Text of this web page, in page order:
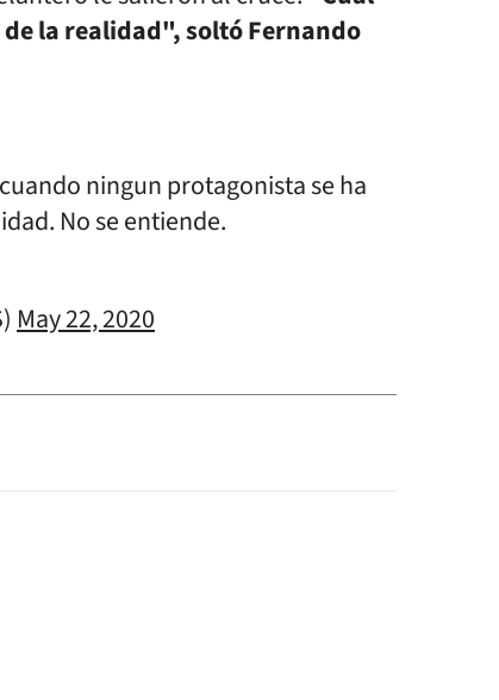
la realidad", soltó Fernando
ningun protagonista se ha
No se entiende.
May 22, 2020